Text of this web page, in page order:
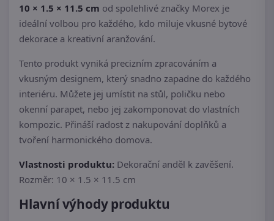
10 × 1.5 × 11.5 cm od spolehlivé značky Morex je
ideální volbou pro každého, kdo miluje vkusné bytové
dekorace a kreativní aranžování.
Tento produkt vyniká precizním zpracováním a
vkusným designem, který snadno zapadne do každého
interiéru. Můžete jej umístit na stůl, poličku nebo
okenní parapet, nebo jej zakomponovat do vlastních
kompozic. Přináší radost z nakupování doplňků a
tvoření harmonického domova.
Vlastnosti produktu: Dekorační anděl k zavěšení.
Rozměr: 10 × 1.5 × 11.5 cm
Hlavní výhody produktu